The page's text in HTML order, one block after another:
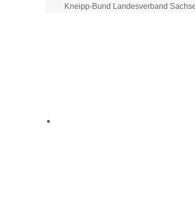
Kneipp-Bund Landesverband